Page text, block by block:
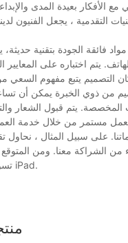
مع الأفكار بعيدة المدى
التقدمية ، يجعل الفنيون
فائقة الجودة بتقنية
يتم اختباره على المعايير
التصميم يتبع مفهوم السعي
من ذوي الخبرة يمكن أن
مستمر من خلال خدمة
على سبيل المثال ،
من الشراكة معنا. ومن
تسويق حالة لوحة مفاتيح iPad.